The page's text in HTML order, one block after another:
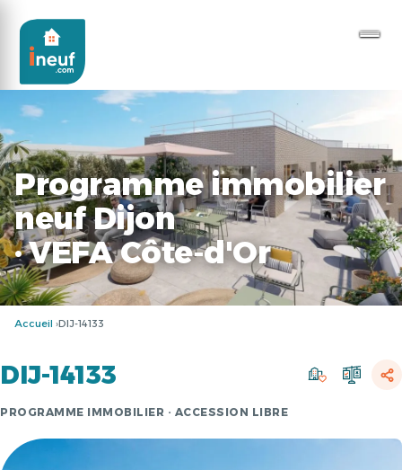
Programme immobilier
neuf Dijon
· VEFA Côte-d'Or
Accueil DIJ-14133
DIJ-14133
PROGRAMME IMMOBILIER · ACCESSION LIBRE